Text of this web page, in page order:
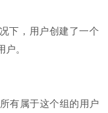
下，用户创建了一个
。
有属于这个组的用户